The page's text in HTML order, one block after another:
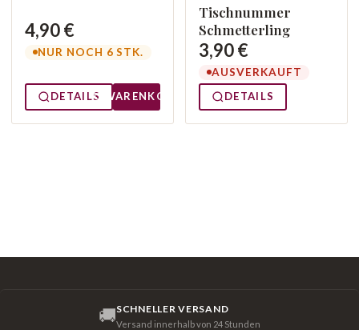
4,90 €
NUR NOCH 6 STK.
DETAILS WARENKORB
Tischnummer
Schmetterling
3,90 €
AUSVERKAUFT
DETAILS
🚚SCHNELLER VERSAND
Versand innerhalb von 24 Stunden